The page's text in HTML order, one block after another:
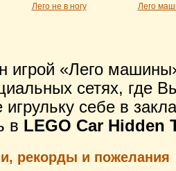
Лего не в ногу Лего
игрой «Лего
сетях, где
игрульку себе в
в LEGO Car Hidden
рекорды и пожелания